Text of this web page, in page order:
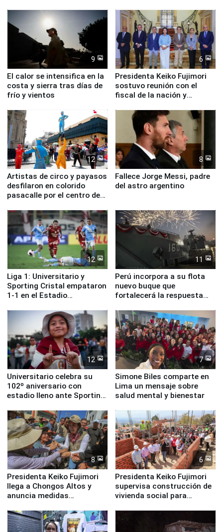
9
El calor se intensifica en la
costa y sierra tras días de
frío y vientos
6
Presidenta Keiko Fujimori
sostuvo reunión con el
fiscal de la nación y
12
Artistas de circo y payasos
desfilaron en colorido
pasacalle por el centro de
8
Fallece Jorge Messi, padre
del astro argentino
12
Liga 1: Universitario y
Sporting Cristal empataron
1-1 en el Estadio
11
Perú incorpora a su flota
nuevo buque que
fortalecerá la respuesta
12
Universitario celebra su
102º aniversario con
estadio lleno ante Sporting
7
Simone Biles comparte en
Lima un mensaje sobre
salud mental y bienestar
8
Presidenta Keiko Fujimori
llega a Chongos Altos y
anuncia medidas
educación, salud y empleo
6
Presidenta Keiko Fujimori
supervisa construcción de
vivienda social para